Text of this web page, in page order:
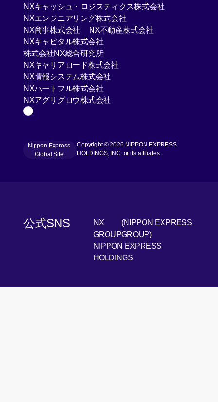
NXキャッシュ・ロジスティクス株式会社
NXエンジニアリング株式会社
NX商事株式会社
[Open in new window]
NX不動産株式会社
NXキャピタル株式会社
株式会社NX総合研究所
NXキャリアロード株式会社
NX情報システム株式会社
NXハートフル株式会社
NXアグリグロウ株式会社
Page Top
Nippon Express
Global Site
[Open in new window]
Copyright © 2026 NIPPON EXPRESS
HOLDINGS, INC. or its affiliates.
公式SNS
LinkedIn
NX
GROUP
(NIPPON EXPRESS
GROUP)
Youtube
NIPPON EXPRESS
HOLDINGS